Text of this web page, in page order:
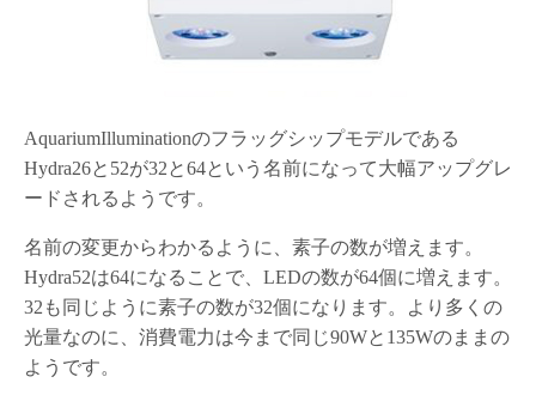
AquariumIlluminationのフラッグシップモデルである
Hydra26と52が32と64という名前になって大幅アップグレ
ードされるようです。
名前の変更からわかるように、素子の数が増えます。
Hydra52は64になることで、LEDの数が64個に増えます。
32も同じように素子の数が32個になります。より多くの
光量なのに、消費電力は今まで同じ90Wと135Wのままの
ようです。